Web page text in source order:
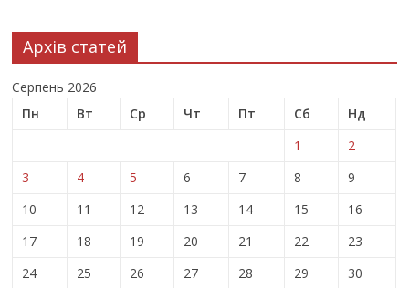
Архів статей
Серпень 2026
Пн
Вт Ср Чт Пт Сб
Нд
1
2
3
4 5 6 7 8
9
10
11 12 13 14 15
16
17
18 19 20 21 22
23
24
25 26 27 28 29
30